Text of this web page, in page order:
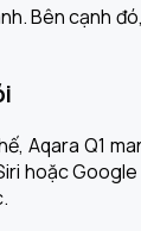
Bên cạnh
Aqara Q1
hoặc